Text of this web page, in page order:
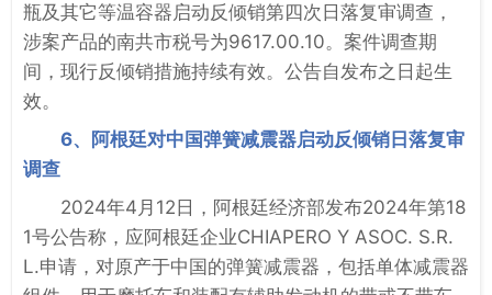
瓶及其它等温容器启动反倾销第四次日落复审调查，
涉案产品的南共市税号为9617.00.10。案件调查期
间，现行反倾销措施持续有效。公告自发布之日起生
效。
6、阿根廷对中国弹簧减震器启动反倾销日落复审
调查
2024年4月12日，阿根廷经济部发布2024年第18
1号公告称，应阿根廷企业CHIAPERO Y ASOC. S.R.
L.申请，对原产于中国的弹簧减震器，包括单体减震器